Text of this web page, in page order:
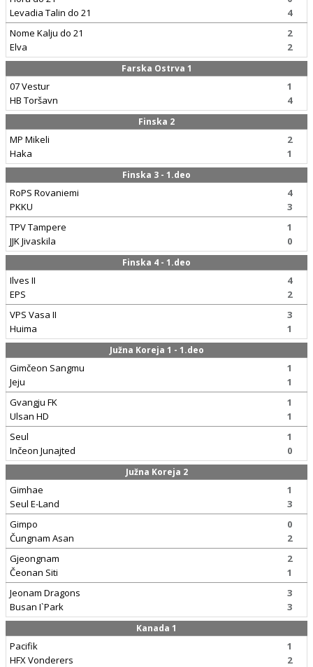
Levadia Talin do 21
4
Nome Kalju do 21
Elva
2
2
Farska Ostrva 1
07 Vestur
HB Toršavn
1
4
Finska 2
MP Mikeli
Haka
2
1
Finska 3 - 1.deo
RoPS Rovaniemi
PKKU
4
3
TPV Tampere
JJK Jivaskila
1
0
Finska 4 - 1.deo
Ilves II
EPS
4
2
VPS Vasa II
Huima
3
1
Južna Koreja 1 - 1.deo
Gimčeon Sangmu
Jeju
1
1
Gvangju FK
Ulsan HD
1
1
Seul
Inčeon Junajted
1
0
Južna Koreja 2
Gimhae
Seul E-Land
1
3
Gimpo
Čungnam Asan
0
2
Gjeongnam
Čeonan Siti
2
1
Jeonam Dragons
Busan I`Park
3
3
Kanada 1
Pacifik
HFX Vonderers
1
2